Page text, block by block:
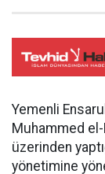
Yemenli
Muhammed
üzerinden
yönetimine